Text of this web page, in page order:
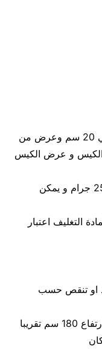
حجم الكيس طول الكيس من 5 سم الي 20 سم وعرض من
طول الكيس و عرض الكيس
كمية المواد المعبأه من 5 جرام حتي 250 جرام و يمكن
و لمادة التغليف اعتبار
تزيد او تنقص حسب
أبعاد الماكينة طول 90 × عرض 90 × ارتفاع 180 سم تقريبا